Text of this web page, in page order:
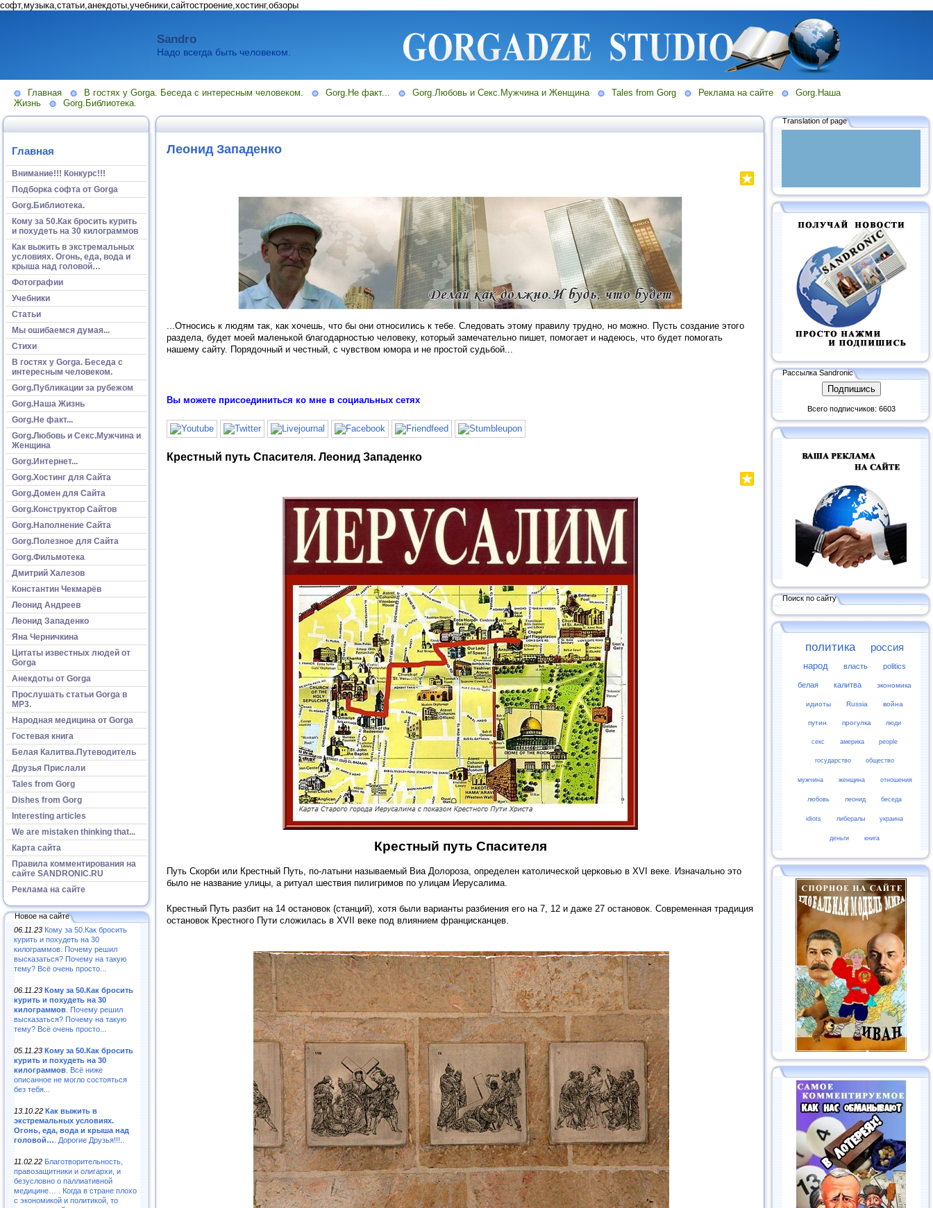
софт,музыка,статьи,анекдоты,учебники,сайтостроение,хостинг,обзоры
Sandro
Надо всегда быть человеком.
Главная В гостях у Gorga. Беседа с интересным человеком. Gorg.Не факт... Gorg.Любовь и Секс.Мужчина и Женщина Tales from Gorg Реклама на сайте
Gorg.Наша
Жизнь
Gorg.Библиотека.
Главная
Внимание!!! Конкурс!!!
Подборка софта от Gorga
Gorg.Библиотека.
Кому за 50.Как бросить курить
и похудеть на 30 килограммов
Как выжить в экстремальных
условиях. Огонь, еда, вода и
крыша над головой…
Фотографии
Учебники
Статьи
Мы ошибаемся думая...
Стихи
В гостях у Gorga. Беседа с
интересным человеком.
Gorg.Публикации за рубежом
Gorg.Наша Жизнь
Gorg.Не факт...
Gorg.Любовь и Секс.Мужчина и
Женщина
Gorg.Интернет...
Gorg.Хостинг для Сайта
Gorg.Домен для Сайта
Gorg.Конструктор Сайтов
Gorg.Наполнение Сайта
Gorg.Полезное для Сайта
Gorg.Фильмотека
Дмитрий Халезов
Константин Чекмарёв
Леонид Андреев
Леонид Западенко
Яна Черничкина
Цитаты известных людей от
Gorga
Анекдоты от Gorga
Прослушать статьи Gorga в
МР3.
Народная медицина от Gorga
Гостевая книга
Белая Калитва.Путеводитель
Друзья Прислали
Tales from Gorg
Dishes from Gorg
Interesting articles
We are mistaken thinking that...
Карта сайта
Правила комментирования на
сайте SANDRONIC.RU
Реклама на сайте
Новое на сайте
06.11.23 Кому за 50.Как бросить
курить и похудеть на 30
килограммов. Почему решил
высказаться? Почему на такую
тему? Всё очень просто...
06.11.23 Кому за 50.Как бросить
курить и похудеть на 30
килограммов . Почему решил
высказаться? Почему на такую
тему? Всё очень просто...
05.11.23 Кому за 50.Как бросить
курить и похудеть на 30
килограммов . Всё ниже
описанное не могло состояться
без тебя...
13.10.22 Как выжить в
экстремальных условиях.
Огонь, еда, вода и крыша над
головой… . Дорогие Друзья!!!..
11.02.22 Благотворительность,
правозащитники и олигархи, и
безусловно о паллиативной
медицине… . Когда в стране плохо
с экономикой и политикой, то
Леонид Западенко
...Относись к людям так, как хочешь, что бы они относились к тебе. Следовать этому правилу трудно, но можно. Пусть создание этого
раздела, будет моей маленькой благодарностью человеку, который замечательно пишет, помогает и надеюсь, что будет помогать
нашему сайту. Порядочный и честный, с чувством юмора и не простой судьбой...
Вы можете присоединиться ко мне в социальных сетях
Крестный путь Спасителя. Леонид Западенко
Крестный путь Спасителя
Путь Скорби или Крестный Путь, по-латыни называемый Виа Долороза, определен католической церковью в XVI веке. Изначально это
было не название улицы, а ритуал шествия пилигримов по улицам Иерусалима.
Крестный Путь разбит на 14 остановок (станций), хотя были варианты разбиения его на 7, 12 и даже 27 остановок. Современная традиция
остановок Крестного Пути сложилась в XVII веке под влиянием францисканцев.
Translation of page
Рассылка Sandronic
Всего подписчиков: 6603
Поиск по сайту
политика россия
народ власть politics
белая калитва экономика
идиоты Russia война
путин прогулка люди
секс америка people
государство общество
мужчина женщина отношения
любовь леонид беседа
idiots либералы украина
деньги книга